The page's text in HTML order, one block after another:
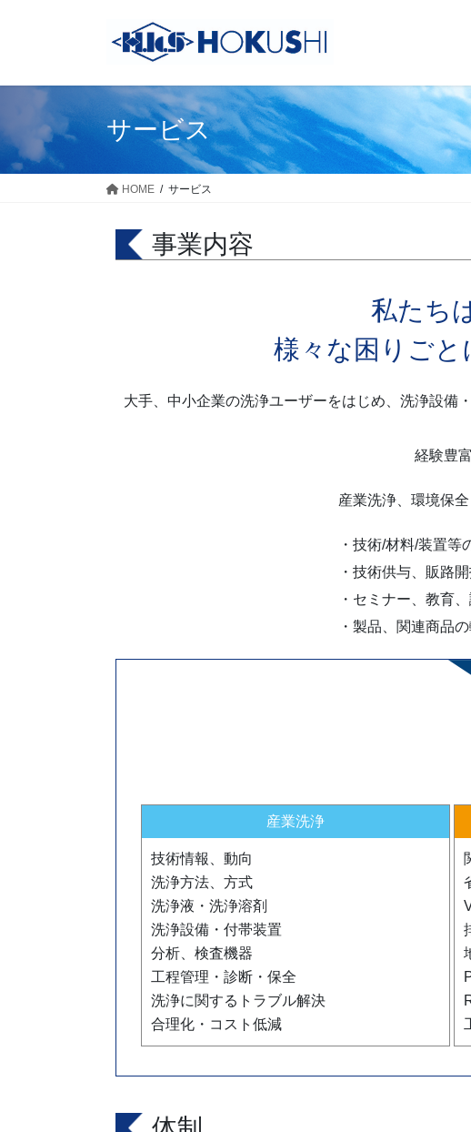
サービス
HOME サービス
事業内容
私たち
様々な困りご
大手、中小企業の洗浄ユーザーをはじめ、洗浄設備
経験豊
産業洗浄、環境保
・技術/材料/装置
・技術供与、販路
・セミナー、教育
・製品、関連商品
産業洗浄
技術情報、動向
洗浄方法、方式
洗浄液・洗浄溶剤
洗浄設備・付帯装置
分析、検査機器
工程管理・診断・保全
洗浄に関するトラブル解決
合理化・コスト低減